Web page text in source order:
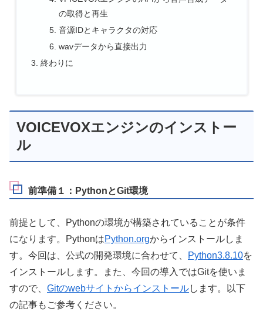
の取得と再生
音源IDとキャラクタの対応
wavデータから直接出力
終わりに
VOICEVOXエンジンのインストー
ル
前準備１：PythonとGit環境
前提として、Pythonの環境が構築されていることが条件
になります。PythonはPython.orgからインストールしま
す。今回は、公式の開発環境に合わせて、
Python3.8.10を
インストールします。また、今回の導入ではGitを使いま
すので、 Gitのwebサイトからインストールします。以下
の記事もご参考ください。